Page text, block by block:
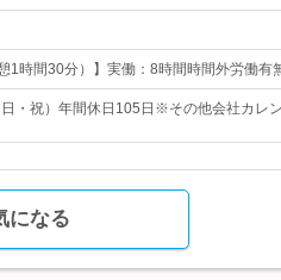
1時間30分）】実働：8時間時間外労働有
・祝）年間休日105日※その他会社カレ
になる